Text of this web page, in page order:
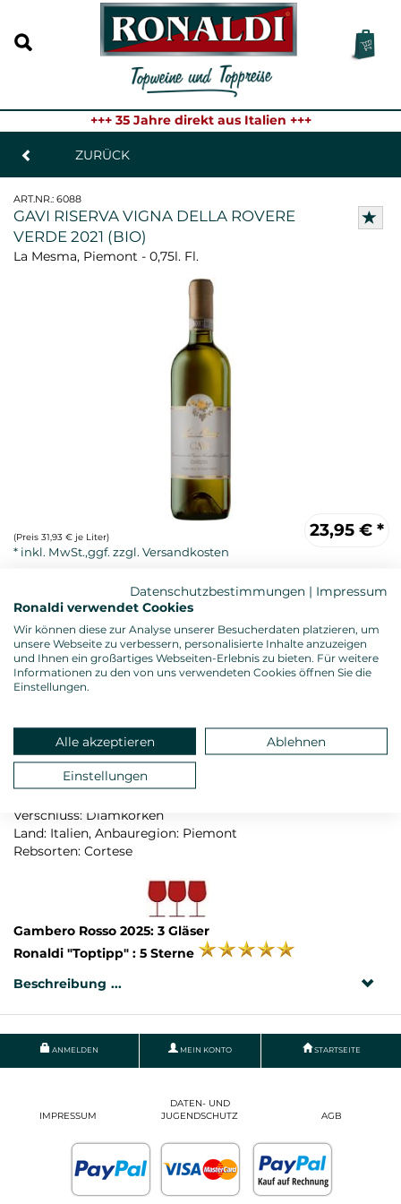
+++ 35 Jahre direkt aus Italien +++
ZURÜCK
ART.NR.: 6088
GAVI RISERVA VIGNA DELLA ROVERE
VERDE 2021 (BIO)
La Mesma, Piemont - 0,75l. Fl.
23,95 € *
(Preis 31,93 € je Liter)
Anbau: biologisch, ÖKO-Kontrollnummer: IT-BIO-015
Alkoholgehalt: 13,0 %vol.
Gesamtsäure: 5,71 g/l
Restzucker: 2,41 g/l
Verschluss: Diamkorken
Land: Italien, Anbauregion: Piemont
Rebsorten: Cortese
Gambero Rosso 2025: 3 Gläser
Ronaldi "Toptipp" : 5 Sterne
Beschreibung
ANMELDEN MEIN KONTO STARTSEITE
IMPRESSUM
DATEN- UND
JUGENDSCHUTZ
AGB
Datenschutzbestimmungen | Impressum
Ronaldi verwendet Cookies
Wir können diese zur Analyse unserer Besucherdaten platzieren, um
unsere Webseite zu verbessern, personalisierte Inhalte anzuzeigen
und Ihnen ein großartiges Webseiten-Erlebnis zu bieten. Für weitere
Informationen zu den von uns verwendeten Cookies öffnen Sie die
Einstellungen.
Alle akzeptieren Ablehnen
Einstellungen